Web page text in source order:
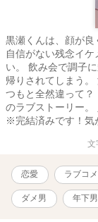
黒瀬くんは、顔が
自信がない残念イ
い。 飲み会で調子
帰りされてしまう
つもと全然違って？
のラブストーリー
※完結済みです！気
文
恋愛 ラブコメ
ダメ男 年下